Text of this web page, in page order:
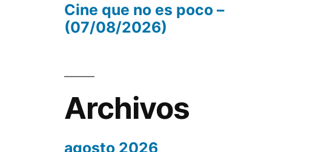
Cine que no es poco –
(07/08/2026)
Archivos
agosto 2026